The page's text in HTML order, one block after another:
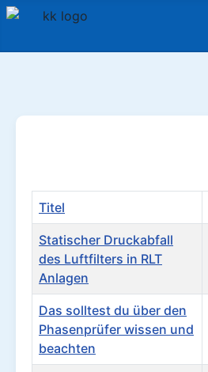
Titel
Statischer Druckabfall
des Luftfilters in RLT
Anlagen
Das solltest du über den
Phasenprüfer wissen und
beachten